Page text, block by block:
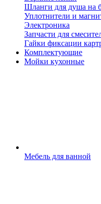
Шланги для душа на
Уплотнители и
Электроника
Запчасти для
Гайки фиксации
Комплектующие
Мойки кухонные
Мебель для ванной